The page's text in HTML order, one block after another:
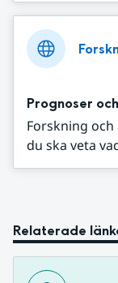
Prognoser
Forskning
du ska veta
Relaterade